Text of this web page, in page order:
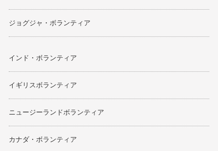
ジョグジャ・ボランティア
インド・ボランティア
イギリスボランティア
ニュージーランドボランティア
カナダ・ボランティア